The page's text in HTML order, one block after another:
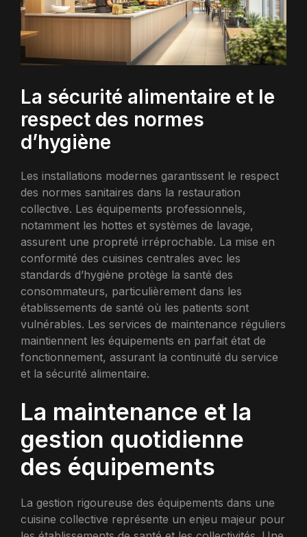
La sécurité alimentaire et le
respect des normes
d’hygiène
Les installations modernes garantissent le respect
des normes sanitaires dans la restauration
collective. Les équipements professionnels,
notamment les hottes et systèmes de lavage,
assurent une propreté irréprochable. La mise en
conformité des cuisines centrales avec les
standards d’hygiène protège la santé des
consommateurs, particulièrement dans les
établissements de santé où les patients sont
vulnérables. Les services de maintenance réguliers
maintiennent les équipements en parfait état de
fonctionnement, assurant la continuité du service
et la sécurité alimentaire.
La maintenance et la
gestion quotidienne
des équipements
La gestion rigoureuse des équipements dans une
cuisine collective représente un enjeu majeur pour